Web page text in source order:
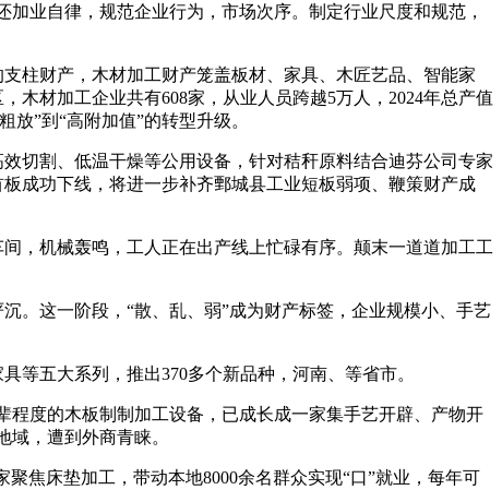
业自律，规范企业行为，市场次序。制定行业尺度和规范，
财产，木材加工财产笼盖板材、家具、木匠艺品、智能家
木材加工企业共有608家，从业人员跨越5万人，2024年总产值
”到“高附加值”的转型升级。
割、低温干燥等公用设备，针对秸秆原料结合迪芬公司专家
成功下线，将进一步补齐鄄城县工业短板弱项、鞭策财产成
机械轰鸣，工人正在出产线上忙碌有序。颠末一道道加工工
这一阶段，“散、乱、弱”成为财产标签，企业规模小、手艺
五大系列，推出370多个新品种，河南、等省市。
度的木板制制加工设备，已成长成一家集手艺开辟、产物开
，遭到外商青睐。
床垫加工，带动本地8000余名群众实现“口”就业，每年可